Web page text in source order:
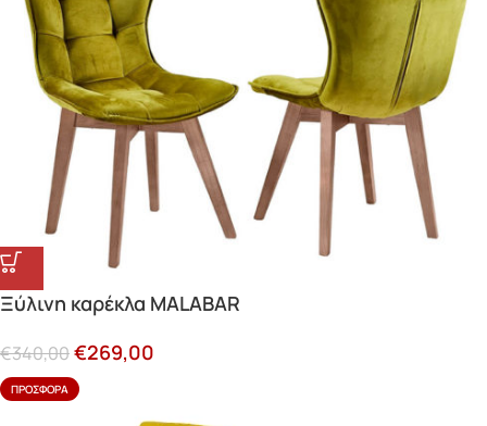
Ξύλινη καρέκλα MALABAR
€340,00€269,00
ΠΡΟΣΦΟΡΆ